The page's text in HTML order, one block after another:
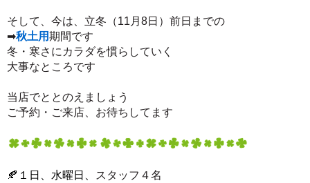
そして、今は、立冬（11月8日）前日までの
➡秋土用期間です
冬・寒さにカラダを慣らしていく
大事なところです
当店でととのえましょう
ご予約・ご来店、お待ちしてます
🍂１ 日、水曜日、
スタッフ４名